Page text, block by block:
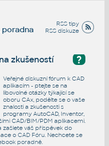
RSS tipy
RSS diskuze
poradna
?
zkušeností
Veřejné diskuzní fórum k CAD
aplikacím - ptejte se na
libovolné otázky týkající se
oboru CAx, podělte se o vaše
znalosti a zkušenosti s
programy AutoCAD, Inventor,
CAD/BIM/PDM aplikacemi.
zašlete váš příspěvek do
o CAD Fóru. Nechcete se
poradně.